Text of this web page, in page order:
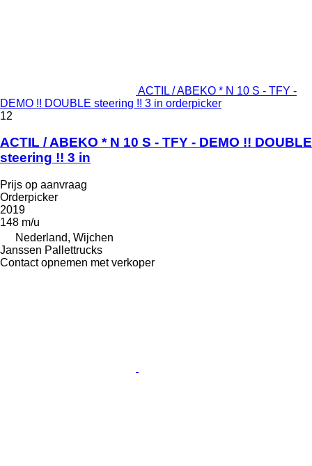
ACTIL / ABEKO * N 10 S - TFY -
DEMO !! DOUBLE steering !! 3 in orderpicker
12
ACTIL / ABEKO * N 10 S - TFY - DEMO !! DOUBLE
steering !! 3 in
Prijs op aanvraag
Orderpicker
2019
148 m/u
Nederland, Wijchen
Janssen Pallettrucks
Contact opnemen met verkoper